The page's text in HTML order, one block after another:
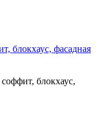
блокхаус, фасадная
блокхаус,